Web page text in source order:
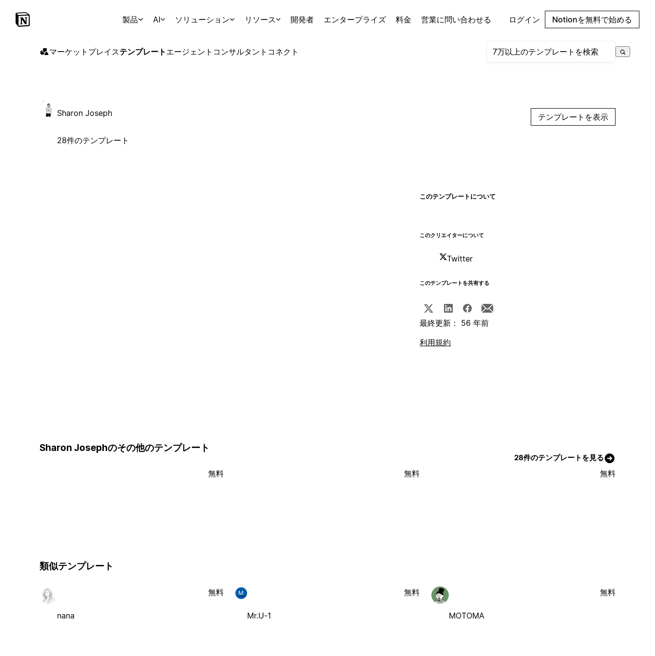
製品 AI ソリューション リソース 開発者 エンタープライズ 料金 営業に問い合わせる ログイン Notionを無料で始める
マーケットプレイステンプレート エージェント コンサルタント コネクト
Sharon Joseph
28件のテンプレート
テンプレートを表示
このテンプレートについて
このクリエイターについて
Twitter
このテンプレートを共有する
最終更新： 56 年前
利用規約
Sharon Josephのその他のテンプレート
28件のテンプレートを見る
無料 無料 無料
類似テンプレート
nana
無料 M
Mr.U-1
無料
MOTOMA
無料